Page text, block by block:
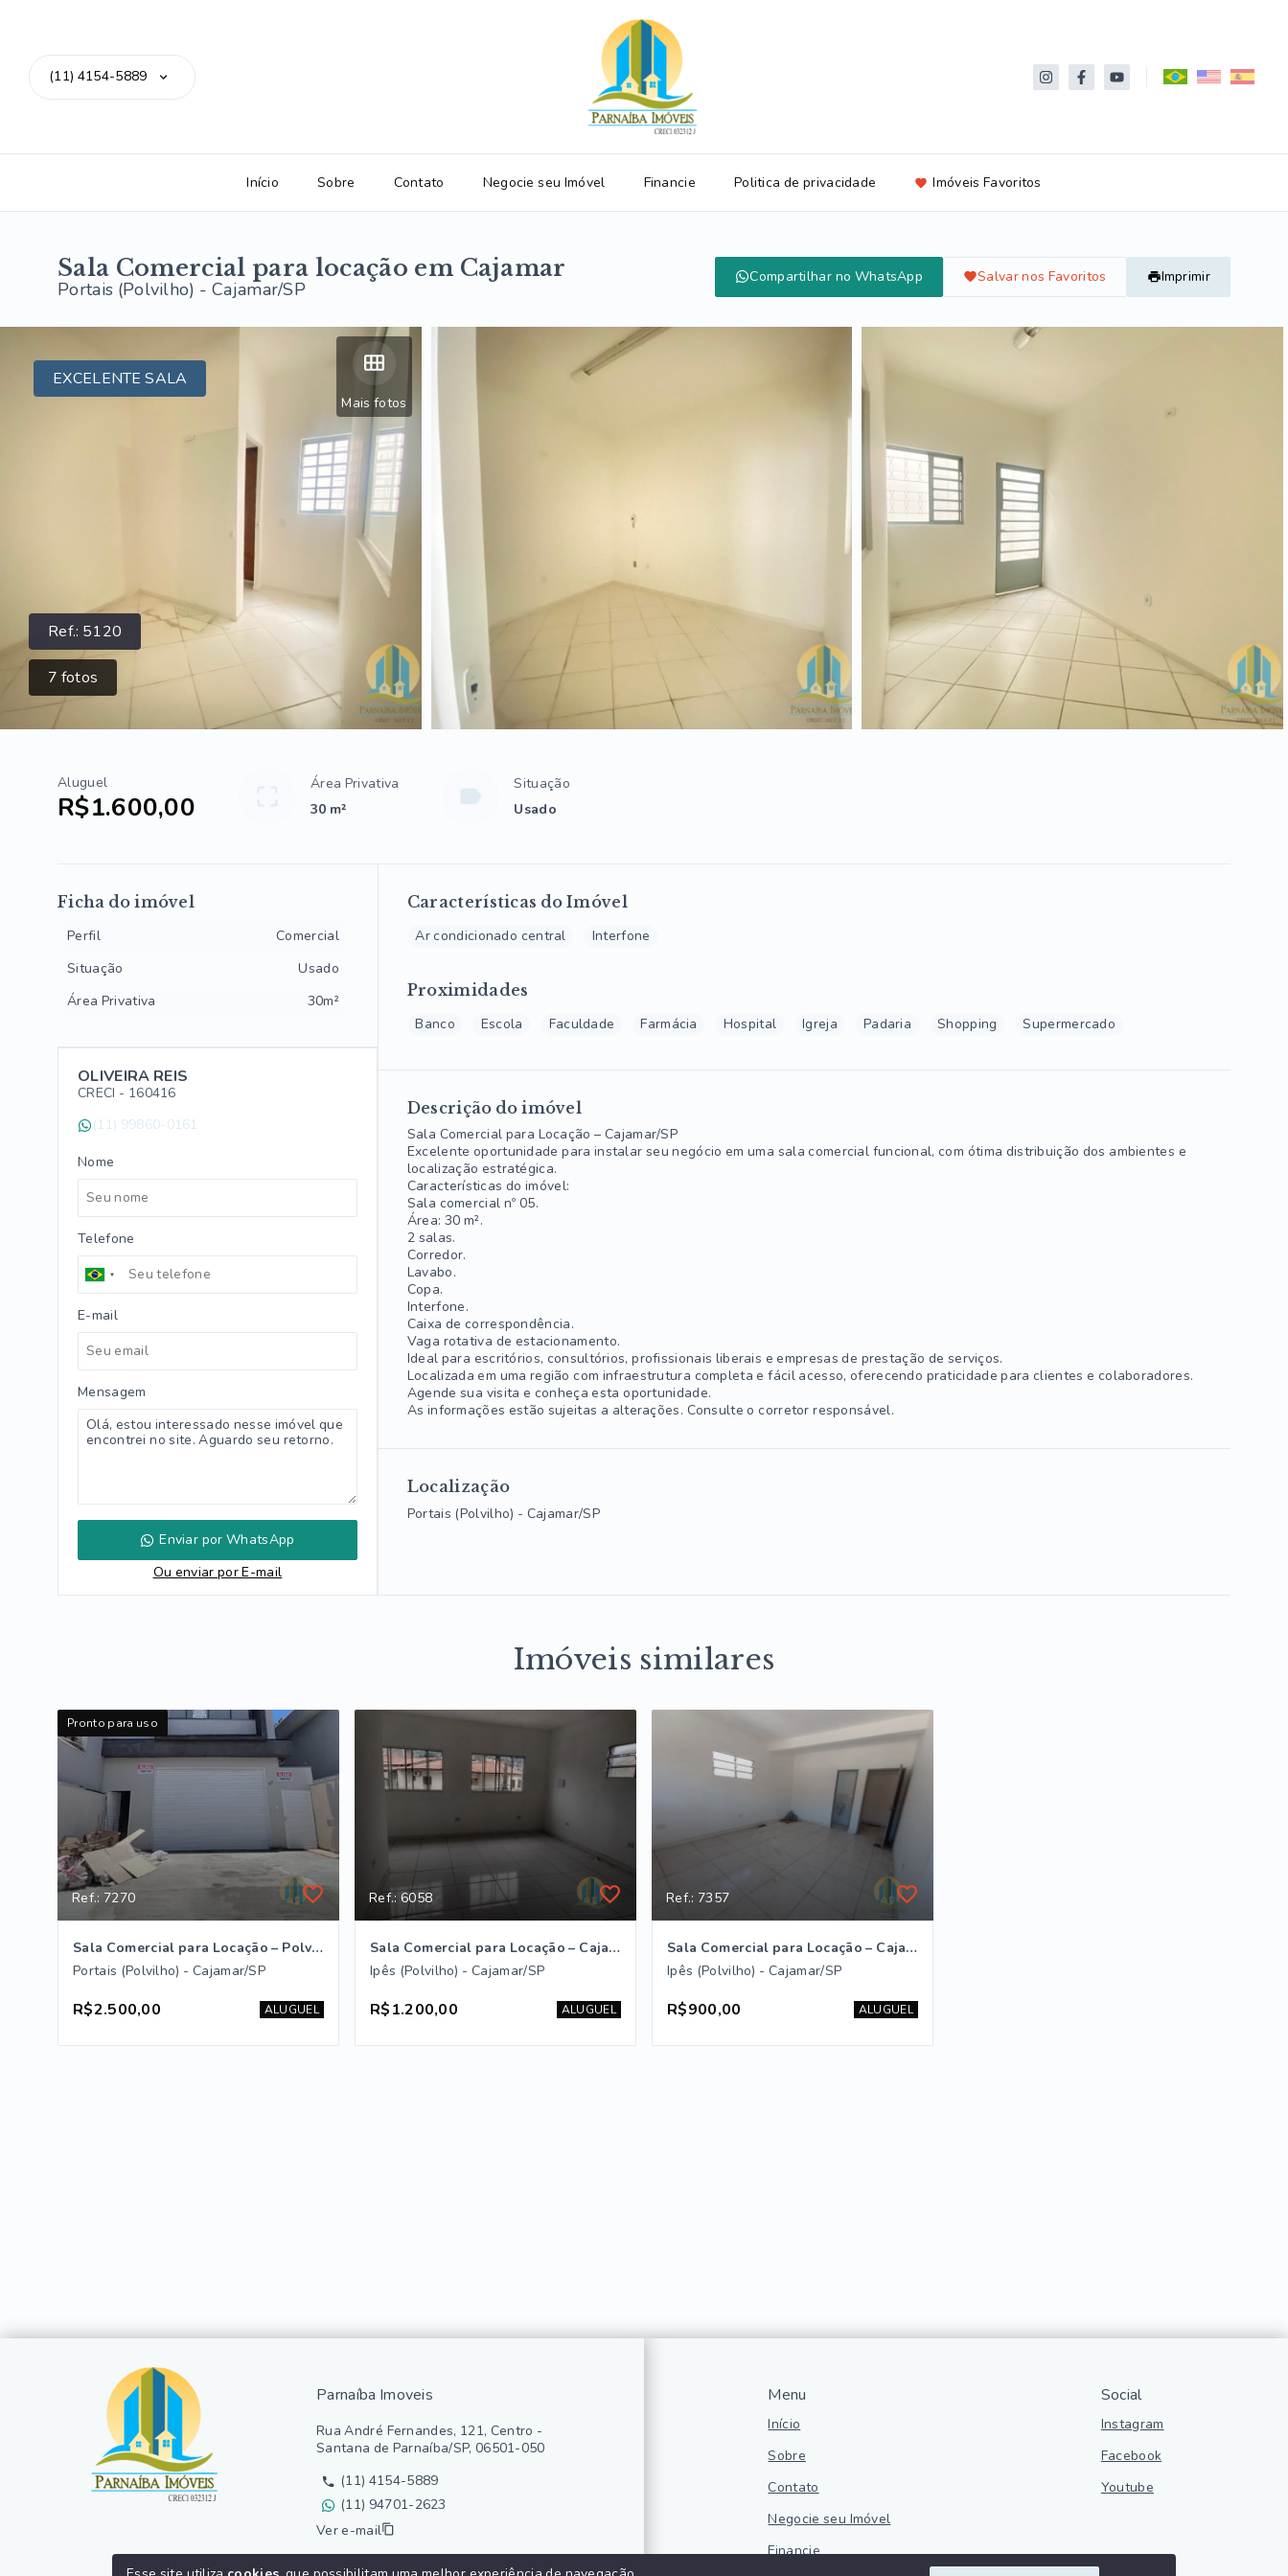
(11) 4154-5889
Início Sobre Contato Negocie seu Imóvel Financie Politica de privacidade Imóveis Favoritos
Sala Comercial para locação em Cajamar
Portais (Polvilho) - Cajamar/SP
Compartilhar no WhatsApp Salvar nos Favoritos Imprimir
Ref.: 5120
7 fotos
Mais fotos
EXCELENTE SALA
Aluguel
R$1.600,00
Área Privativa
30 m²
Situação
Usado
Características do Imóvel
Ar condicionado central Interfone
Proximidades
Banco Escola Faculdade Farmácia Hospital Igreja Padaria Shopping Supermercado
Descrição do imóvel
Sala Comercial para Locação – Cajamar/SP
Excelente oportunidade para instalar seu negócio em uma sala comercial funcional, com ótima distribuição dos ambientes e
localização estratégica.
Características do imóvel:
Sala comercial nº 05.
Área: 30 m².
2 salas.
Corredor.
Lavabo.
Copa.
Interfone.
Caixa de correspondência.
Vaga rotativa de estacionamento.
Ideal para escritórios, consultórios, profissionais liberais e empresas de prestação de serviços.
Localizada em uma região com infraestrutura completa e fácil acesso, oferecendo praticidade para clientes e colaboradores.
Agende sua visita e conheça esta oportunidade.
As informações estão sujeitas a alterações. Consulte o corretor responsável.
Localização
Portais (Polvilho) - Cajamar/SP
Ficha do imóvel
Perfil
Comercial
Situação
Usado
Área Privativa
30m²
OLIVEIRA REIS
CRECI - 160416
(11) 99860-0161
Nome
Telefone
E-mail
Mensagem
Enviar por WhatsApp
Ou enviar por E-mail
Imóveis similares
Pronto para uso
Ref.: 7270
Sala Comercial para Locação – Polvilho | Cajamar/SP
Portais (Polvilho) - Cajamar/SP
R$2.500,00 ALUGUEL
Ref.: 6058
Sala Comercial para Locação – Cajamar/SP
Ipês (Polvilho) - Cajamar/SP
R$1.200,00 ALUGUEL
Ref.: 7357
Sala Comercial para Locação – Cajamar/SP
Ipês (Polvilho) - Cajamar/SP
R$900,00 ALUGUEL
Menu
Início
Sobre
Contato
Negocie seu Imóvel
Financie
Social
Instagram
Facebook
Youtube
Parnaíba Imoveis
Rua André Fernandes, 121, Centro -
Santana de Parnaíba/SP, 06501-050
(11) 4154-5889
(11) 94701-2623
Ver e-mail